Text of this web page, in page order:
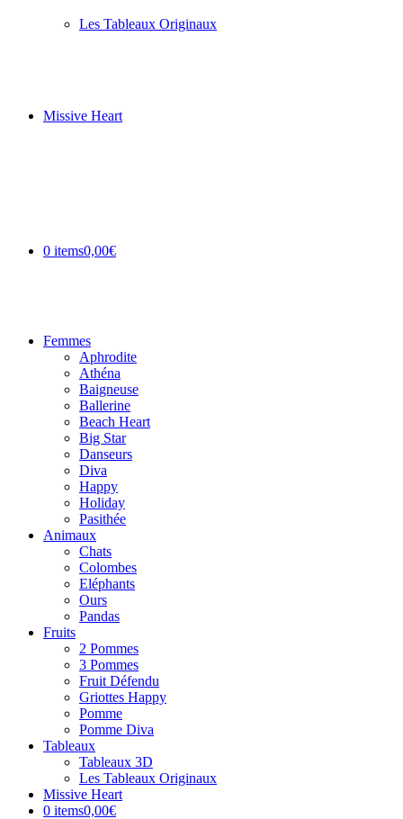
Les Tableaux Originaux
Missive Heart
0 items0,00€
Femmes
Aphrodite
Athéna
Baigneuse
Ballerine
Beach Heart
Big Star
Danseurs
Diva
Happy
Holiday
Pasithée
Animaux
Chats
Colombes
Eléphants
Ours
Pandas
Fruits
2 Pommes
3 Pommes
Fruit Défendu
Griottes Happy
Pomme
Pomme Diva
Tableaux
Tableaux 3D
Les Tableaux Originaux
Missive Heart
0 items0,00€